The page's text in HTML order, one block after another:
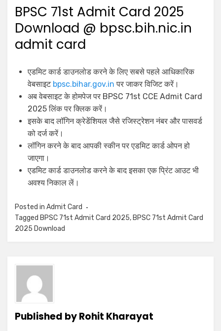
BPSC 71st Admit Card 2025
Download @ bpsc.bih.nic.in
admit card
एडमिट कार्ड डाउनलोड करने के लिए सबसे पहले आधिकारिक
वेबसाइटbpsc.bihar.gov.in पर जाकर विजिट करें।
अब वेबसाइट के होमपेज पर BPSC 71st CCE Admit Card
2025 लिंक पर क्लिक करें।
इसके बाद लॉगिन क्रेडेंशियल जैसे रजिस्ट्रेशन नंबर और पासवर्ड
को दर्ज करें।
लॉगिन करने के बाद आपकी स्कीन पर एडमिट कार्ड ओपन हो
जाएगा।
एडमिट कार्ड डाउनलोड करने के बाद इसका एक प्रिंट आउट भी
अवश्य निकाल लें।
Posted in Admit Card
Tagged BPSC 71st Admit Card 2025, BPSC 71st Admit Card
2025 Download
Published byRohit Kharayat